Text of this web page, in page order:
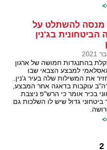
להשתלט על
הביטחונית בג'נין
בהתנגדות חמושה של ארגון
למבצע הצבאי שבו
את המשילות שלה בעיר ג'נין.
עוקבות בדאגה אחר המבצע,
בכיר אומר כי הרש"פ ניצבת
ביטחוני גדול שיש לו השלכות גם
2